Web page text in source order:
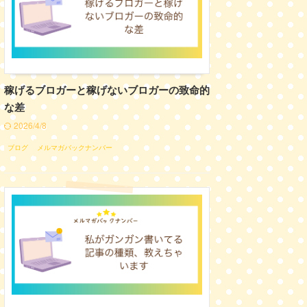
稼げるブロガーと稼げないブロガーの致命的
な差
2026/4/8
ブログ メルマガバックナンバー